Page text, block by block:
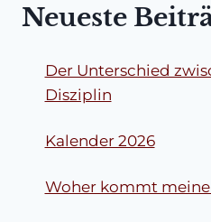
Neueste
Der Unterschied
Disziplin
Kalender 2026
Woher kommt